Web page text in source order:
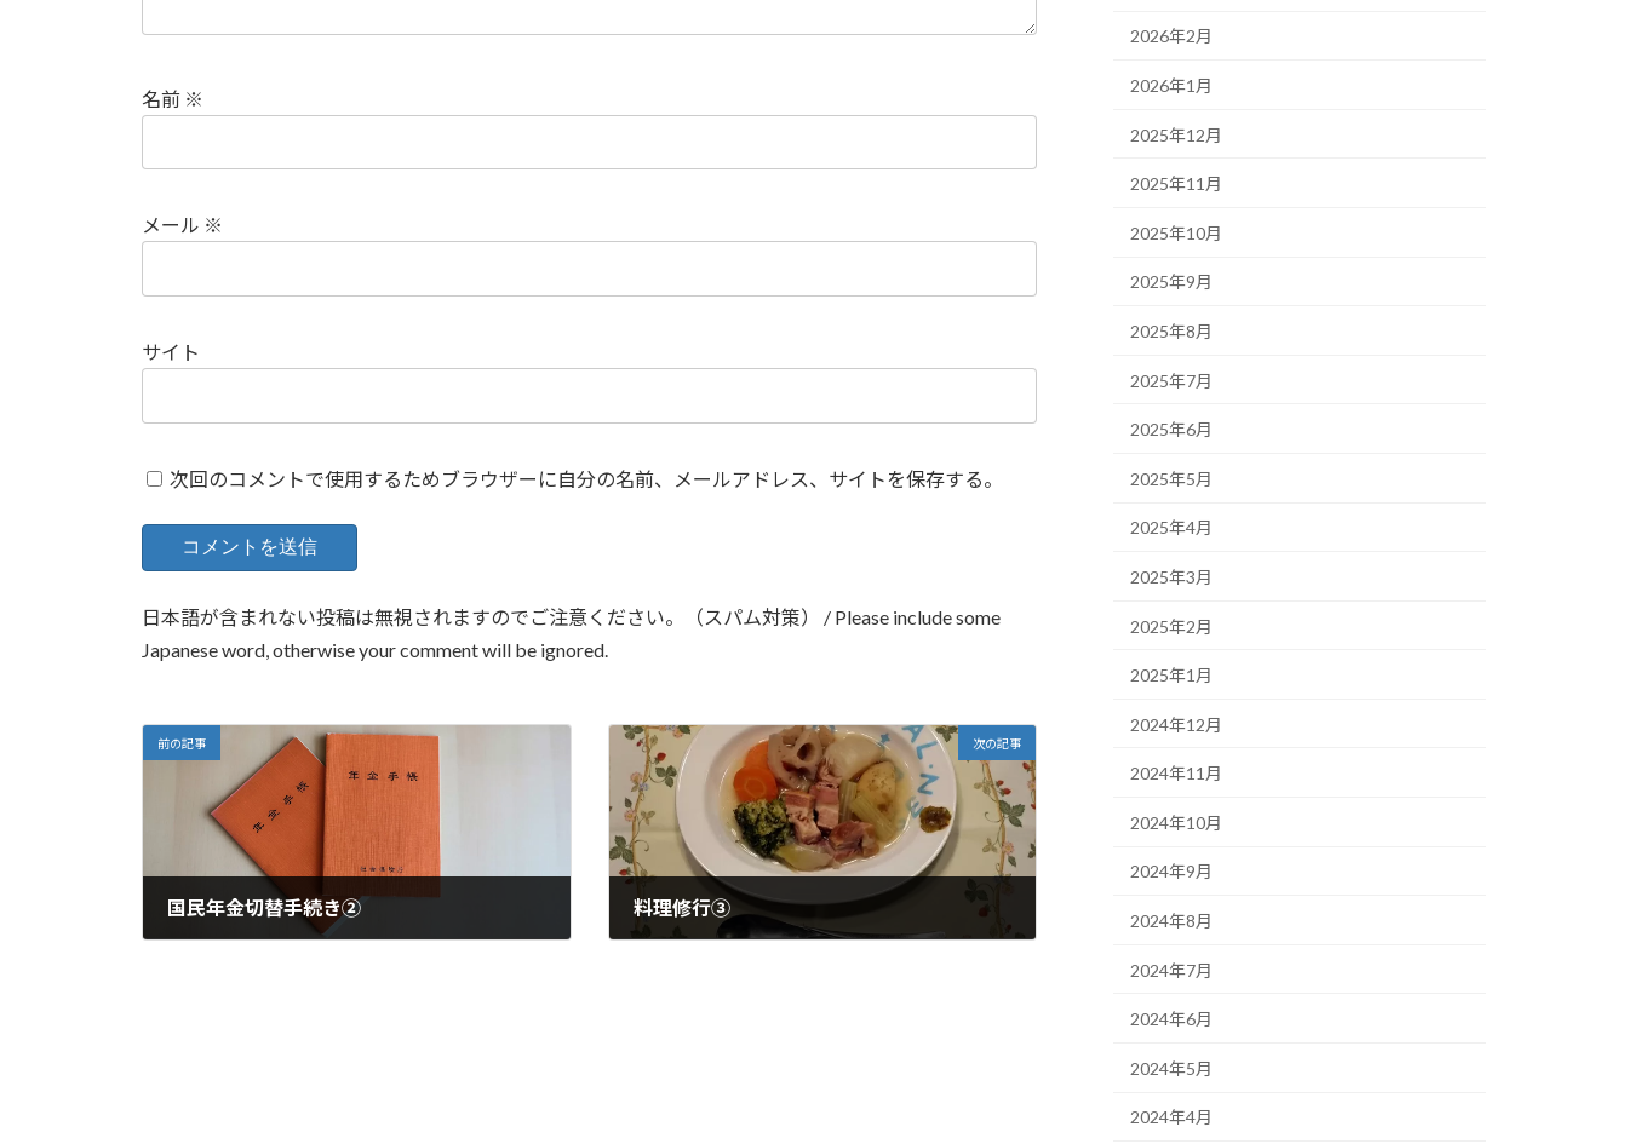
名前 ※
メール ※
サイト
次回のコメントで使用するためブラウザーに自分の名前、メールアドレス、サイトを保存する。
日本語が含まれない投稿は無視されますのでご注意ください。（スパム対策） / Please include some
Japanese word, otherwise your comment will be ignored.
前の記事
国民年金切替手続き②
次の記事
料理修行③
2026年2月
2026年1月
2025年12月
2025年11月
2025年10月
2025年9月
2025年8月
2025年7月
2025年6月
2025年5月
2025年4月
2025年3月
2025年2月
2025年1月
2024年12月
2024年11月
2024年10月
2024年9月
2024年8月
2024年7月
2024年6月
2024年5月
2024年4月